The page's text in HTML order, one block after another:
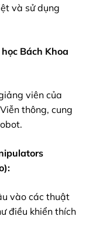
và sử dụng
Bách Khoa
viên của
thông, cung
vào các thuật
điều khiển thích